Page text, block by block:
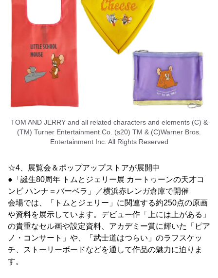
TOM AND JERRY and all related characters and elements (C) &
(TM) Turner Entertainment Co. (s20) TM & (C)Warner Bros.
Entertainment Inc. All Rights Reserved
☆4、展覧会＆ポップアップストアが展開中
●「誕生80周年 トムとジェリー展 カートゥーンの天才コ
ンビ ハンナ＝バーベラ」／横浜赤レンガ倉庫で開催
会場では、「トムとジェリー」に関連する約250点の原画
や資料を展示しています。デビュー作「上には上がある」
の貴重なセル画や設定資料、アカデミー賞に輝いた「ピア
ノ・コンサート」や、「武士道はつらい」のラフスケッ
チ、ストーリーボードなどを通して作品の魅力に迫りま
す。